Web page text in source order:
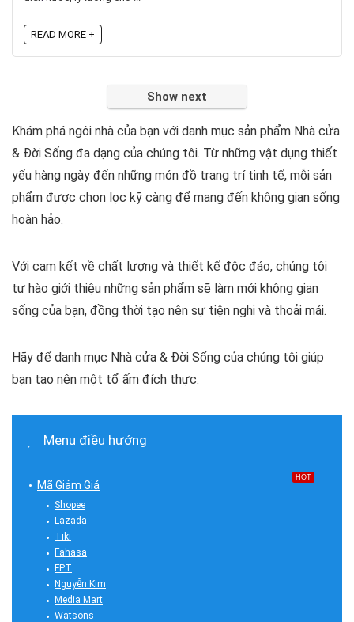
READ MORE +
Show next
Khám phá ngôi nhà của bạn với danh mục sản phẩm Nhà cửa
& Đời Sống đa dạng của chúng tôi. Từ những vật dụng thiết
yếu hàng ngày đến những món đồ trang trí tinh tế, mỗi sản
phẩm được chọn lọc kỹ càng để mang đến không gian sống
hoàn hảo.
Với cam kết về chất lượng và thiết kế độc đáo, chúng tôi
tự hào giới thiệu những sản phẩm sẽ làm mới không gian
sống của bạn, đồng thời tạo nên sự tiện nghi và thoải mái.
Hãy để danh mục Nhà cửa & Đời Sống của chúng tôi giúp
bạn tạo nên một tổ ấm đích thực.
Menu điều hướng
Mã Giảm Giá
HOT
Shopee
Lazada
Tiki
Fahasa
FPT
Nguyễn Kim
Media Mart
Watsons